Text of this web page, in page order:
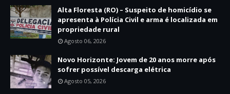
Alta Floresta (RO) – Suspeito de homicídio se
apresenta à Polícia Civil e arma é localizada em
propriedade rural
Agosto 06, 2026
Novo Horizonte: Jovem de 20 anos morre após
sofrer possível descarga elétrica
Agosto 05, 2026